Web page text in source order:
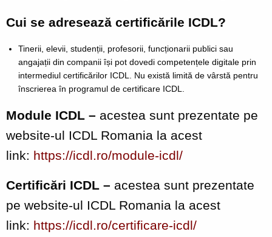
Cui se adresează certificările ICDL?
Tinerii, elevii, studenții, profesorii, funcționarii publici sau
angajații din companii își pot dovedi competențele digitale prin
intermediul certificărilor ICDL. Nu există limită de vârstă pentru
înscrierea în programul de certificare ICDL.
Module ICDL – acestea sunt prezentate pe
website-ul ICDL Romania la acest
link: https://icdl.ro/module-icdl/
Certificări ICDL – acestea sunt prezentate
pe website-ul ICDL Romania la acest
link: https://icdl.ro/certificare-icdl/